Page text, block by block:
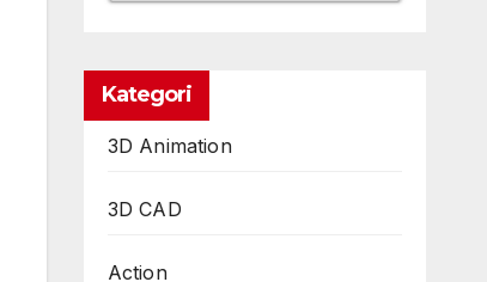
Kategori
3D Animation
3D CAD
Action